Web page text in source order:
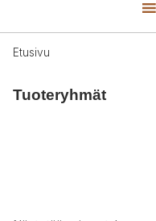
Etusivu
Tuoteryhmät